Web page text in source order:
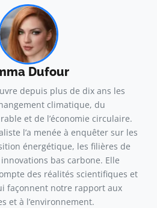
Dufour
depuis plus de dix ans les
climatique, du
et de l’économie circulaire.
l’a menée à enquêter sur les
énergétique, les filières de
bas carbone. Elle
des réalités scientifiques et
façonnent notre rapport aux
et à l’environnement.